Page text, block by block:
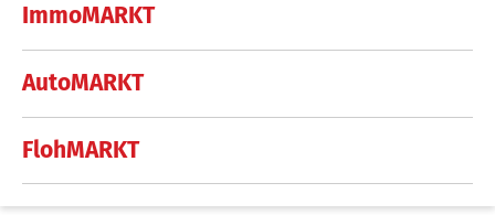
ImmoMARKT
AutoMARKT
FlohMARKT